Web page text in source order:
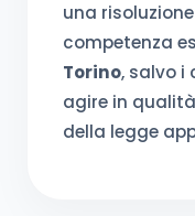
una
competenza
Torino, salvo i
agire in
della legge